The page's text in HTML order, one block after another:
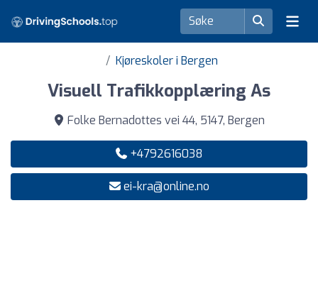
Kjøreskoler i Bergen
Visuell Trafikkopplæring As
Folke Bernadottes vei 44, 5147, Bergen
+4792616038
ei-kra@online.no